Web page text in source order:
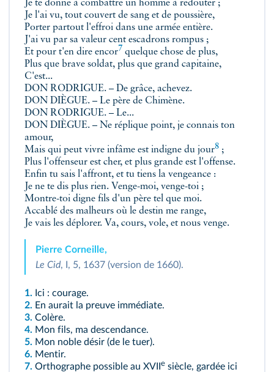
Je te donne à combattre un homme à redouter ;
Je l'ai vu, tout couvert de sang et de poussière,
Porter partout l'effroi dans une armée entière.
J'ai vu par sa valeur cent escadrons rompus ;
Et pour t'en dire encor7 quelque chose de plus,
Plus que brave soldat, plus que grand capitaine,
C'est...
DON RODRIGUE. – De grâce, achevez.
DON DIÈGUE. – Le père de Chimène.
DON RODRIGUE. – Le...
DON DIÈGUE. – Ne réplique point, je connais ton
amour,
Mais qui peut vivre infâme est indigne du jour8 ;
Plus l'offenseur est cher, et plus grande est l'offense.
Enfin tu sais l'affront, et tu tiens la vengeance :
Je ne te dis plus rien. Venge-moi, venge-toi ;
Montre-toi digne fils d'un père tel que moi.
Accablé des malheurs où le destin me range,
Je vais les déplorer. Va, cours, vole, et nous venge.
Pierre Corneille,
Le Cid, I, 5, 1637 (version de 1660).
1. Ici : courage.
2. En aurait la preuve immédiate.
3. Colère.
4. Mon fils, ma descendance.
5. Mon noble désir (de le tuer).
6. Mentir.
7. Orthographe possible au XVII e siècle, gardée ici